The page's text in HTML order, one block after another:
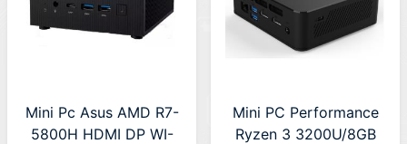
Mini Pc Asus AMD R7-
5800H HDMI DP WI-
Mini PC Performance
Ryzen 3 3200U/8GB